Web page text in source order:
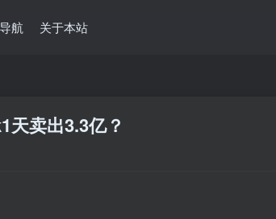
航 关于本站
天卖出3.3亿？